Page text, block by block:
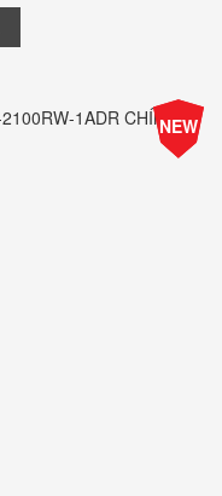
-25%
Giá
NEW